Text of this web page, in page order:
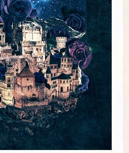
JPEN